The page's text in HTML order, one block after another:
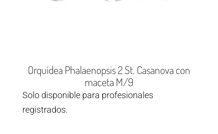
Orquídea Phalaenopsis 2 St. Casanova con
maceta M/9
Solo disponible para profesionales
registrados.